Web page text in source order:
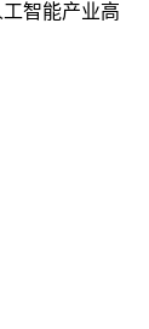
智能产业高